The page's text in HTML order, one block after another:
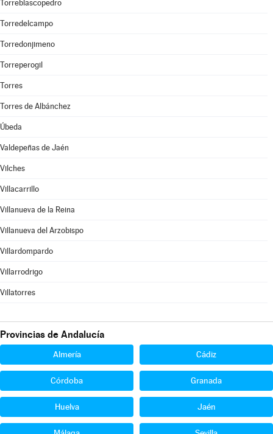
Torreblascopedro
Torredelcampo
Torredonjimeno
Torreperogil
Torres
Torres de Albánchez
Úbeda
Valdepeñas de Jaén
Vilches
Villacarrillo
Villanueva de la Reina
Villanueva del Arzobispo
Villardompardo
Villarrodrigo
Villatorres
Provincias de Andalucía
Almería Cádiz
Córdoba Granada
Huelva Jaén